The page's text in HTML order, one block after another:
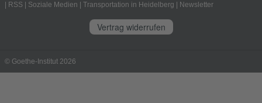
RSS Soziale Medien Transportation in Heidelberg Newsletter
Vertrag widerrufen
© Goethe-Institut 2026